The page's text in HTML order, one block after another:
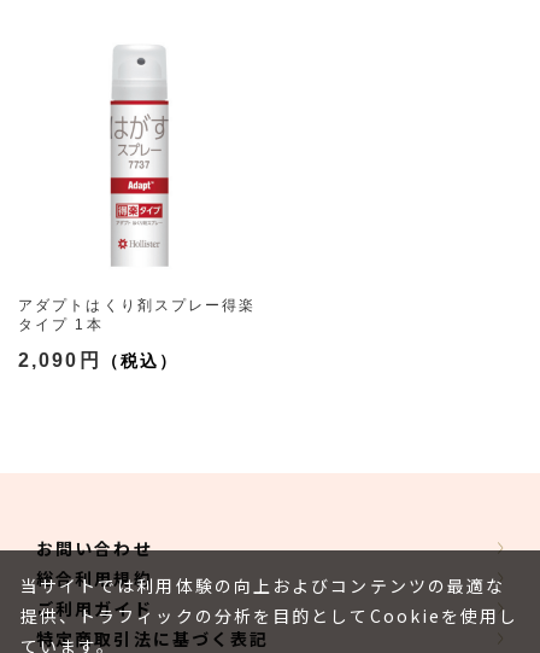
アダプトはくり剤スプレー得楽
タイプ 1本
2,090円
お問い合わせ
総合利用規約
ご利用ガイド
特定商取引法に基づく表記
当サイトでは利用体験の向上およびコンテンツの最適な
提供、トラフィックの分析を目的としてCookieを使用し
ています。